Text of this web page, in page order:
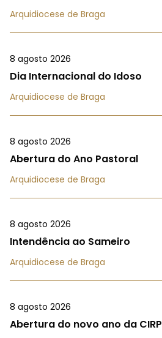
Arquidiocese de Braga
8 agosto 2026
Dia Internacional do Idoso
Arquidiocese de Braga
8 agosto 2026
Abertura do Ano Pastoral
Arquidiocese de Braga
8 agosto 2026
Intendência ao Sameiro
Arquidiocese de Braga
8 agosto 2026
Abertura do novo ano da CIRP